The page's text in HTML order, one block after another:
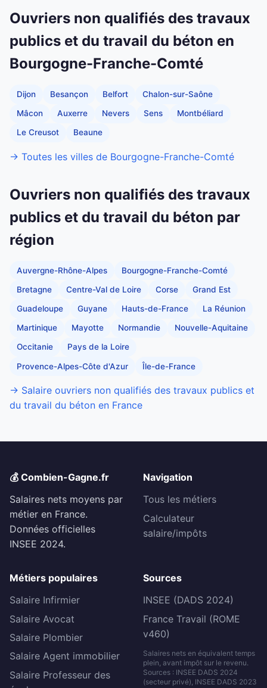
Ouvriers non qualifiés des travaux
publics et du travail du béton en
Bourgogne-Franche-Comté
Dijon Besançon Belfort Chalon-sur-Saône
Mâcon Auxerre Nevers Sens Montbéliard
Le Creusot Beaune
→ Toutes les villes de Bourgogne-Franche-Comté
Ouvriers non qualifiés des travaux
publics et du travail du béton par
région
Auvergne-Rhône-Alpes Bourgogne-Franche-Comté
Bretagne Centre-Val de Loire Corse Grand Est
Guadeloupe Guyane Hauts-de-France La Réunion
Martinique Mayotte Normandie Nouvelle-Aquitaine
Occitanie Pays de la Loire
Provence-Alpes-Côte d'Azur Île-de-France
→ Salaire ouvriers non qualifiés des travaux publics et
du travail du béton en France
💰 Combien-Gagne.fr
Salaires nets moyens par
métier en France.
Données officielles
INSEE 2024.
Navigation
Tous les métiers
Calculateur
salaire/impôts
Métiers populaires
Salaire Infirmier
Salaire Avocat
Salaire Plombier
Salaire Agent immobilier
Salaire Professeur des
Sources
INSEE (DADS 2024)
France Travail (ROME
v460)
Salaires nets en équivalent temps
plein, avant impôt sur le revenu.
Sources : INSEE DADS 2024
(secteur privé), INSEE DADS 2023